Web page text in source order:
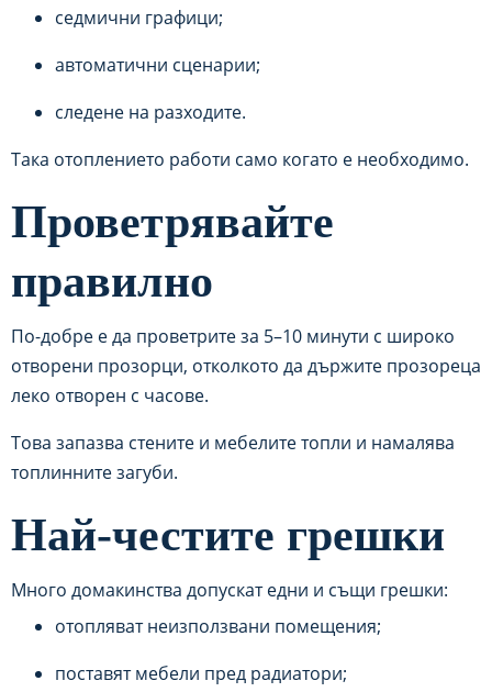
седмични графици;
автоматични сценарии;
следене на разходите.
Така отоплението работи само когато е необходимо.
Проветрявайте
правилно
По-добре е да проветрите за 5–10 минути с широко
отворени прозорци, отколкото да държите прозореца
леко отворен с часове.
Това запазва стените и мебелите топли и намалява
топлинните загуби.
Най-честите грешки
Много домакинства допускат едни и същи грешки:
отопляват неизползвани помещения;
поставят мебели пред радиатори;